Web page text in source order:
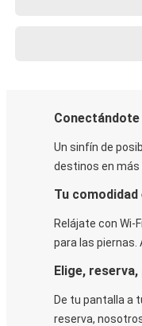
Conectándote
Un sinfín de
destinos en más
Tu comodidad
Relájate con
para las piernas.
Elige, reserva,
De tu pantalla a
reserva,